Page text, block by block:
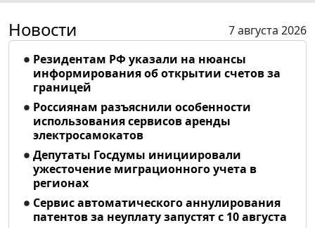
Новости
7 августа 2026
Резидентам РФ указали на нюансы
информирования об открытии счетов за
границей
Россиянам разъяснили особенности
использования сервисов аренды
электросамокатов
Депутаты Госдумы инициировали
ужесточение миграционного учета в
регионах
Сервис автоматического аннулирования
патентов за неуплату запустят с 10 августа